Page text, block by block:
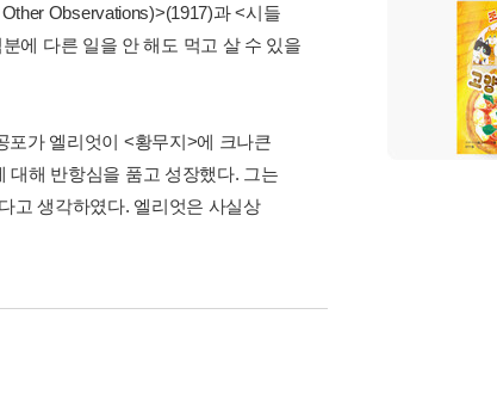
Observations)>(1917)과 <시들
에 다른 일을 안 해도 먹고 살 수 있을
포가 엘리엇이 <황무지>에 크나큰
대해 반항심을 품고 성장했다. 그는
고 생각하였다. 엘리엇은 사실상